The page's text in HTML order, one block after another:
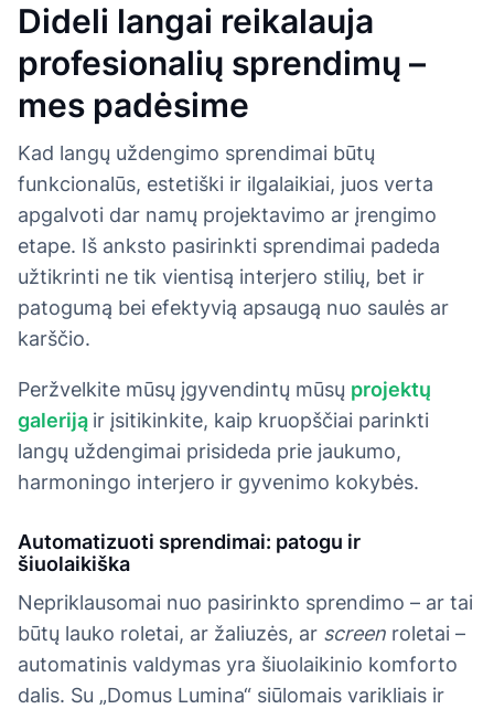
Dideli langai reikalauja
profesionalių sprendimų –
mes padėsime
Kad langų uždengimo sprendimai būtų
funkcionalūs, estetiški ir ilgalaikiai, juos verta
apgalvoti dar namų projektavimo ar įrengimo
etape. Iš anksto pasirinkti sprendimai padeda
užtikrinti ne tik vientisą interjero stilių, bet ir
patogumą bei efektyvią apsaugą nuo saulės ar
karščio.
Peržvelkite mūsų įgyvendintų mūsų projektų
galeriją ir įsitikinkite, kaip kruopščiai parinkti
langų uždengimai prisideda prie jaukumo,
harmoningo interjero ir gyvenimo kokybės.
Automatizuoti sprendimai: patogu ir
šiuolaikiška
Nepriklausomai nuo pasirinkto sprendimo – ar tai
būtų lauko roletai, ar žaliuzės, ar screen roletai –
automatinis valdymas yra šiuolaikinio komforto
dalis. Su „Domus Lumina“ siūlomais varikliais ir